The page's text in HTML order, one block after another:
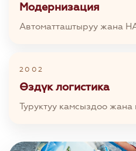
Модернизация
Автоматташтыруу жана
2002
Өздүк логистика
Туруктуу камсыздоо